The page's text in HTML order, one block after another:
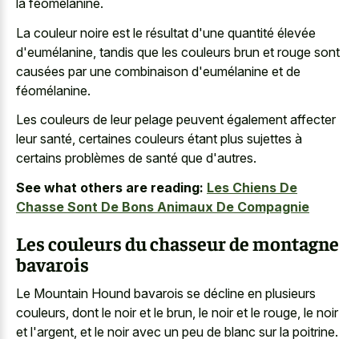
la féomélanine.
La couleur noire est le résultat d'une quantité élevée
d'eumélanine, tandis que les couleurs brun et rouge sont
causées par une combinaison d'eumélanine et de
féomélanine.
Les couleurs de leur pelage peuvent également affecter
leur santé, certaines couleurs étant plus sujettes à
certains problèmes de santé que d'autres.
See what others are reading: Les Chiens De
Chasse Sont De Bons Animaux De Compagnie
Les couleurs du chasseur de montagne
bavarois
Le Mountain Hound bavarois se décline en plusieurs
couleurs, dont le noir et le brun, le noir et le rouge, le noir
et l'argent, et le noir avec un peu de blanc sur la poitrine.